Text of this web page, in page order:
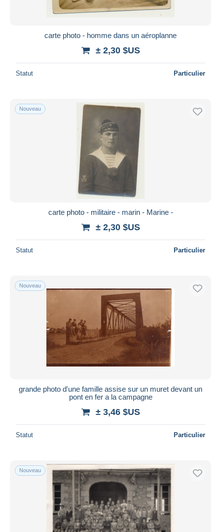
carte photo - homme dans un aéroplanne
± 2,30 $US
Statut Particulier
Nouveau
carte photo - militaire - marin - Marine -
± 2,30 $US
Statut Particulier
Nouveau
grande photo d'une famille assise sur un muret devant un
pont en fer a la campagne
± 3,46 $US
Statut Particulier
Nouveau